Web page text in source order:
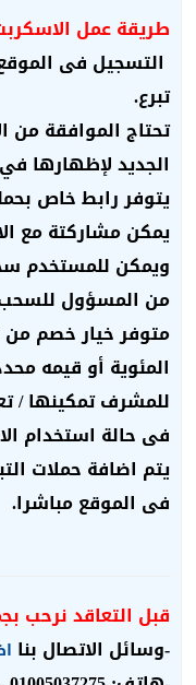
طريقة عمل
التسجيل فى
تبرع.
تحتاج الموافقة من
الجديد لإظهارها
يتوفر رابط خاص
يمكن مشاركتة مع
ويمكن للمستخدم
من المسؤول
متوفر خيار خصم من
المئوية أو قيمه
للمشرف تمكينها /
فى حالة استخدام
يتم اضافة حملات
فى الموقع مباشرا.
قبل التعاقد نرحب
-وسائل الاتصال بنا